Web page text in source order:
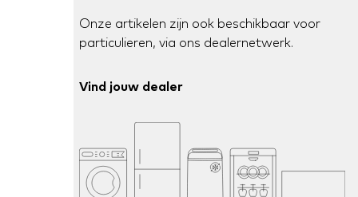
Onze artikelen zijn ook beschikbaar voor
particulieren, via ons dealernetwerk.
Vind jouw dealer